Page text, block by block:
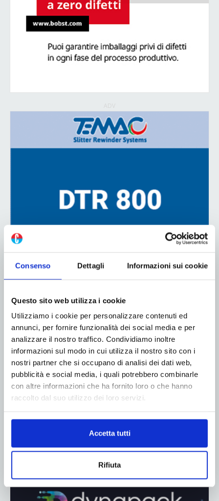
Consenso Dettagli Informazioni sui cookie
Questo sito web utilizza i cookie
Utilizziamo i cookie per personalizzare contenuti ed
annunci, per fornire funzionalità dei social media e per
analizzare il nostro traffico. Condividiamo inoltre
informazioni sul modo in cui utilizza il nostro sito con i
nostri partner che si occupano di analisi dei dati web,
pubblicità e social media, i quali potrebbero combinarle
con altre informazioni che ha fornito loro o che hanno
raccolto dal suo utilizzo dei loro servizi.
Accetta tutti
Rifiuta